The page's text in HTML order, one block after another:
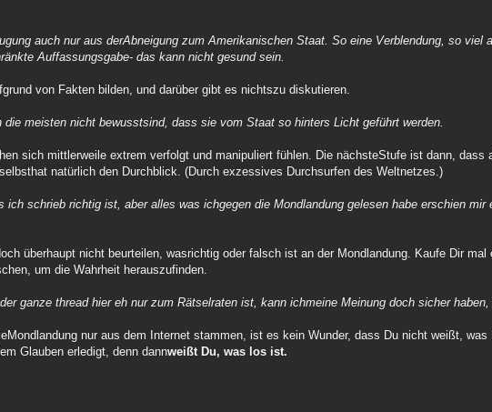
auch nur aus derAbneigung zum Amerikanischen Staat. So eine Verblendung, so viel
Auffassungsgabe- das kann nicht gesund sein.
von Fakten bilden, und darüber gibt es nichtszu diskutieren.
meisten nicht bewusstsind, dass sie vom Staat so hinters Licht geführt werden.
sich mittlerweile extrem verfolgt und manipuliert fühlen. Die nächsteStufe ist dann, dass
natürlich den Durchblick. (Durch exzessives Durchsurfen des Weltnetzes.)
ich schrieb richtig ist, aber alles was ichgegen die Mondlandung gelesen habe erschien mir
überhaupt nicht beurteilen, wasrichtig oder falsch ist an der Mondlandung. Kaufe Dir
um die Wahrheit herauszufinden.
ganze thread hier eh nur zum Rätselraten ist, kann ichmeine Meinung doch sicher haben,
nur aus dem Internet stammen, ist es kein Wunder, dass Du nicht weißt,
Glauben erledigt, denn dannweißt Du, was los ist.